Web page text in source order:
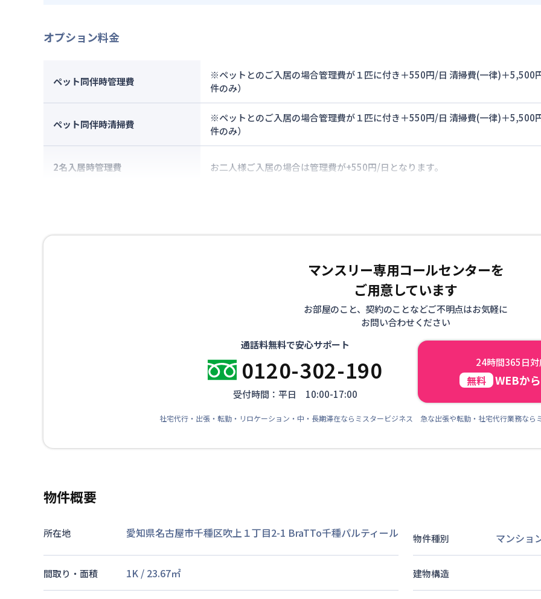
オプション料金
ペット同伴時管理費
※ペットとのご入居の場合管理費が１匹に付き＋550円/日 清掃費(一律)＋5,500
件のみ）
ペット同伴時清掃費
※ペットとのご入居の場合管理費が１匹に付き＋550円/日 清掃費(一律)＋5,500
件のみ）
2名入居時管理費 お二人様ご入居の場合は管理費が+550円/日となります。
マンスリー専用コールセンターを
ご用意しています
お部屋のこと、契約のことなどご不明点はお気軽に
お問い合わせください
通話料無料で安心サポート
0120-302-190
受付時間：平日 10:00-17:00
24時間365日
無料 WEBか
社宅代行・出張・転勤・リロケーション・中・長期滞在ならミスタービジネス 急な出張や転勤・社宅代行業務なら
物件概要
所在地 愛知県名古屋市千種区吹上１丁目2-1 BraTTo千種パルティール 物件種別 マンショ
間取り・面積 1K / 23.67㎡ 建物構造